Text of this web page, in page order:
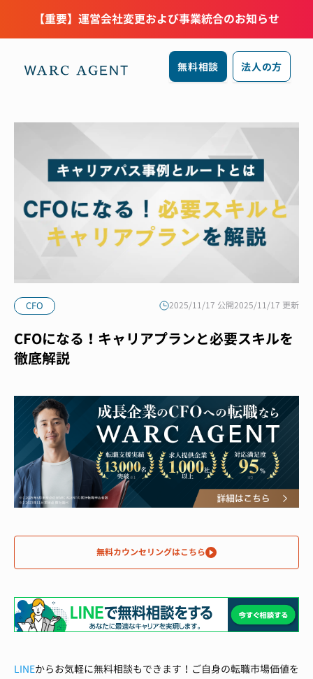
【重要】運営会社変更および事業統合のお知らせ
無料相談 法人の方
CFO 2025/11/17 公開2025/11/17 更新
CFOになる！キャリアプランと必要スキルを
徹底解説
無料カウンセリングはこちら
LINEからお気軽に無料相談もできます！ご自身の転職市場価値を